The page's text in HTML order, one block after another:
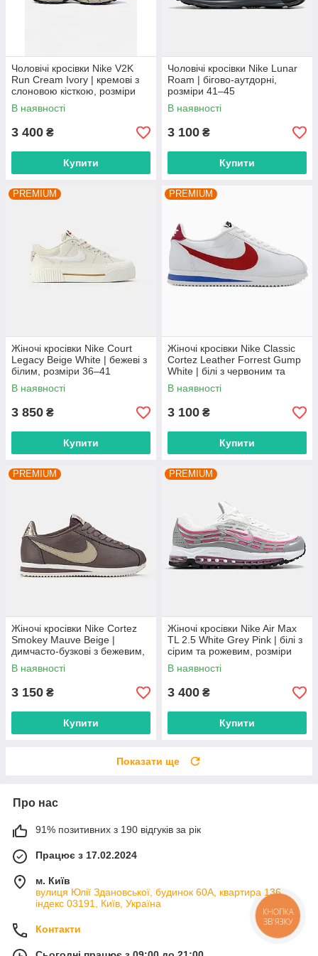
Чоловічі кросівки Nike V2K
Run Cream Ivory | кремові з
слоновою кісткою, розміри
41–45
В наявності
3 400 ₴
Купити
Чоловічі кросівки Nike Lunar
Roam | бігово-аутдорні,
розміри 41–45
В наявності
3 100 ₴
Купити
PREMIUM
Жіночі кросівки Nike Court
Legacy Beige White | бежеві з
білим, розміри 36–41
В наявності
3 850 ₴
Купити
PREMIUM
Жіночі кросівки Nike Classic
Cortez Leather Forrest Gump
White | білі з червоним та
синім, розміри 36–41
В наявності
3 100 ₴
Купити
PREMIUM
Жіночі кросівки Nike Cortez
Smokey Mauve Beige |
димчасто-бузкові з бежевим,
розміри 36–41
В наявності
3 150 ₴
Купити
PREMIUM
Жіночі кросівки Nike Air Max
TL 2.5 White Grey Pink | білі з
сірим та рожевим, розміри
36–41
В наявності
3 400 ₴
Купити
Показати ще
Про нас
91% позитивних з 190 відгуків за рік
Працює з 17.02.2024
м. Київ
вулиця Юлії Здановської, будинок 60А, квартира 136,
індекс 03191, Київ, Україна
Контакти
КНОПКА
ЗВ'ЯЗКУ